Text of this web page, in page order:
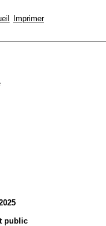
Imprimer
public